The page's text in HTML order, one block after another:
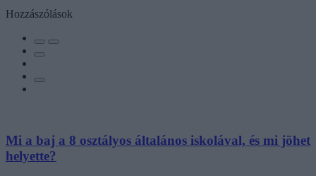
Hozzászólások
Mi a baj a 8 osztályos általános iskolával, és mi jöhet
helyette?